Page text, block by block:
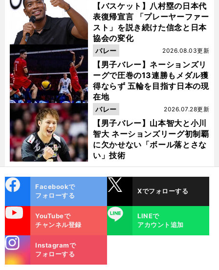
【バスケット】八村塁の日本代
表復帰宣言 「プレーヤーファー
スト」を説き続けた信念と日本
協会の変化
【男子バレー】ネーションズリ
ーグで圧巻の13連勝もメダル獲
得ならず 五輪を目指す日本の現
在地
2026.08.03更新
バレー
【男子バレー】山本智大と小川
智大 ネーションズリーグ初制覇
に欠かせない「ボール落とさな
い」技術
2026.07.28更新
バレー
ok
Facebookで
フォローする
Xでフォローする
YouTubeで
チャンネル登録
LINE
LINEで
アカウント追加
m
Instagramで
フォローする